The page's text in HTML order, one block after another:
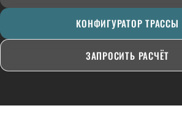
КОНФИГУРАТОР ТРАССЫ
ЗАПРОСИТЬ РАСЧЁТ